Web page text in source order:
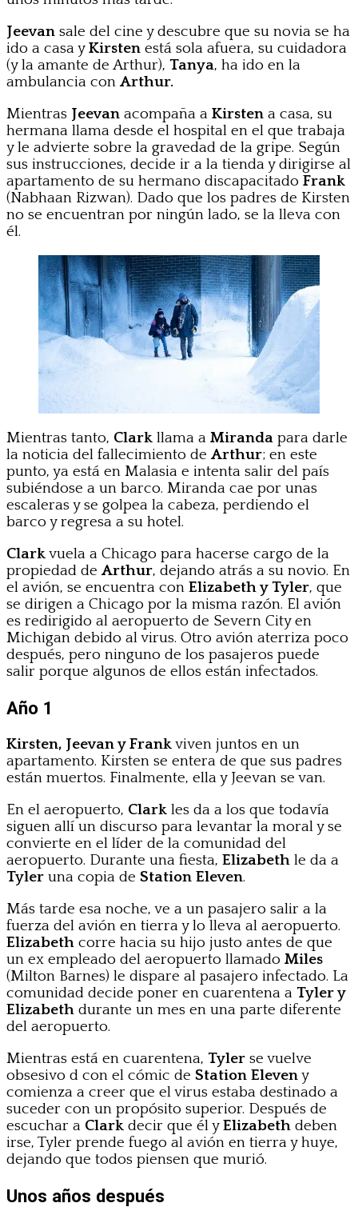
Jeevan sale del cine y descubre que su novia se ha
ido a casa yKirsten está sola afuera, su cuidadora
(y la amante de Arthur), Tanya, ha ido en la
ambulancia con Arthur.
Mientras Jeevan acompaña a Kirsten a casa, su
hermana llama desde el hospital en el que trabaja
y le advierte sobre la gravedad de la gripe. Según
sus instrucciones, decide ir a la tienda y dirigirse al
apartamento de su hermano discapacitado Frank
(Nabhaan Rizwan). Dado que los padres de Kirsten
no se encuentran por ningún lado, se la lleva con
él.
Mientras tanto, Clark llama a Miranda para darle
la noticia del fallecimiento de Arthur; en este
punto, ya está en Malasia e intenta salir del país
subiéndose a un barco. Miranda cae por unas
escaleras y se golpea la cabeza, perdiendo el
barco y regresa a su hotel.
Clarkvuela a Chicago para hacerse cargo de la
propiedad de Arthur, dejando atrás a su novio. En
el avión, se encuentra con Elizabeth y Tyler, que
se dirigen a Chicago por la misma razón. El avión
es redirigido al aeropuerto de Severn City en
Michigan debido al virus. Otro avión aterriza poco
después, pero ninguno de los pasajeros puede
salir porque algunos de ellos están infectados.
Año 1
Kirsten, Jeevan y Frankviven juntos en un
apartamento. Kirsten se entera de que sus padres
están muertos. Finalmente, ella y Jeevan se van.
En el aeropuerto, Clark les da a los que todavía
siguen allí un discurso para levantar la moral y se
convierte en el líder de la comunidad del
aeropuerto. Durante una fiesta, Elizabeth le da a
Tyler una copia de Station Eleven.
Más tarde esa noche, ve a un pasajero salir a la
fuerza del avión en tierra y lo lleva al aeropuerto.
Elizabeth corre hacia su hijo justo antes de que
un ex empleado del aeropuerto llamado Miles
(Milton Barnes) le dispare al pasajero infectado. La
comunidad decide poner en cuarentena a Tyler y
Elizabeth durante un mes en una parte diferente
del aeropuerto.
Mientras está en cuarentena, Tyler se vuelve
obsesivo d con el cómic de Station Eleveny
comienza a creer que el virus estaba destinado a
suceder con un propósito superior. Después de
escuchar a Clark decir que él yElizabeth deben
irse, Tyler prende fuego al avión en tierra y huye,
dejando que todos piensen que murió.
Unos años después